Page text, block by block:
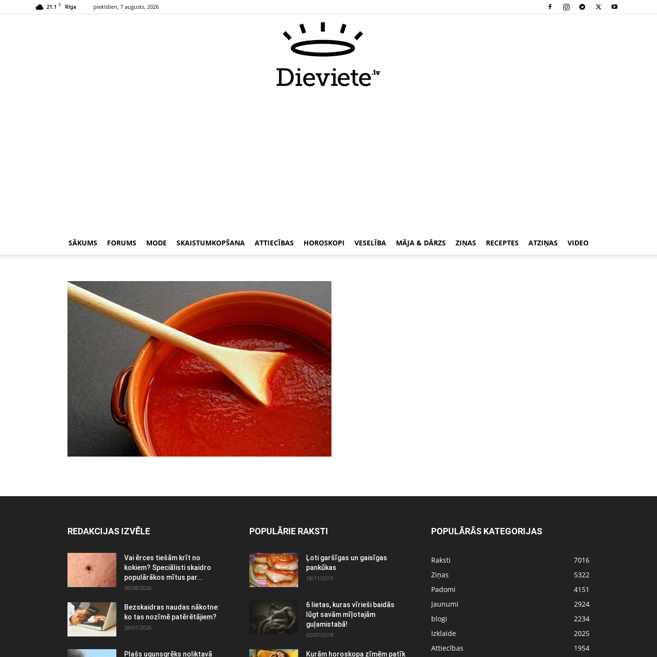
21.1 C Rīga piektdien, 7 augusts, 2026
SĀKUMS FORUMS MODE SKAISTUMKOPŠANA ATTIECĪBAS HOROSKOPI VESELĪBA MĀJA & DĀRZS ZIŅAS RECEPTES ATZIŅAS VIDEO
REDAKCIJAS IZVĒLE
Vai ērces tiešām krīt no
kokiem? Speciālisti skaidro
populārākos mītus par...
06/08/2026
Bezskaidras naudas nākotne:
ko tas nozīmē patērētājiem?
28/07/2026
Plašs ugunsgrēks noliktavā
POPULĀRIE RAKSTI
Ļoti garšīgas un gaisīgas
pankūkas
18/11/2015
6 lietas, kuras vīrieši baidās
lūgt savām mīļotajām
guļamistabā!
02/07/2018
Kurām horoskopa zīmēm patīk
POPULĀRĀS KATEGORIJAS
Raksti
7016
Ziņas
5322
Padomi
4151
Jaunumi
2924
blogi
2234
Izklaide
2025
Attiecības
1954